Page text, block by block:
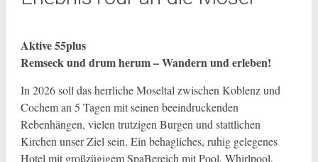
Aktive 55plus
Remseck und drum herum – Wandern und erleben!
In 2026 soll das herrliche Moseltal zwischen Koblenz und
Cochem an 5 Tagen mit seinen beeindruckenden
Rebenhängen, vielen trutzigen Burgen und stattlichen
Kirchen unser Ziel sein. Ein behagliches, ruhig gelegenes
Hotel mit großzügigem SpaBereich mit Pool, Whirlpool,